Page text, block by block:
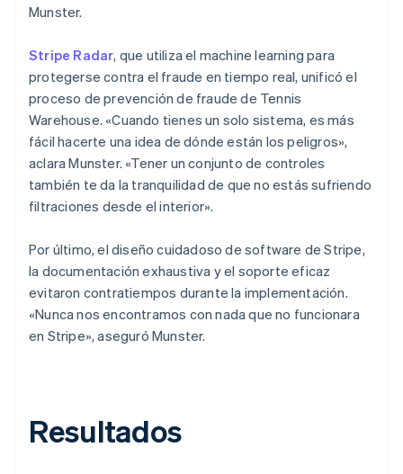
Munster.
Stripe Radar, que utiliza el machine learning para
protegerse contra el fraude en tiempo real, unificó el
proceso de prevención de fraude de Tennis
Warehouse. «Cuando tienes un solo sistema, es más
fácil hacerte una idea de dónde están los peligros»,
aclara Munster. «Tener un conjunto de controles
también te da la tranquilidad de que no estás sufriendo
filtraciones desde el interior».
Por último, el diseño cuidadoso de software de Stripe,
la documentación exhaustiva y el soporte eficaz
evitaron contratiempos durante la implementación.
«Nunca nos encontramos con nada que no funcionara
en Stripe», aseguró Munster.
Resultados